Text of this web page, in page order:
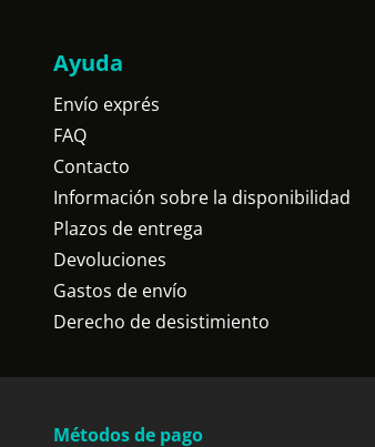
Ayuda
Envío exprés
FAQ
Contacto
Información sobre la disponibilidad
Plazos de entrega
Devoluciones
Gastos de envío
Derecho de desistimiento
Métodos de pago